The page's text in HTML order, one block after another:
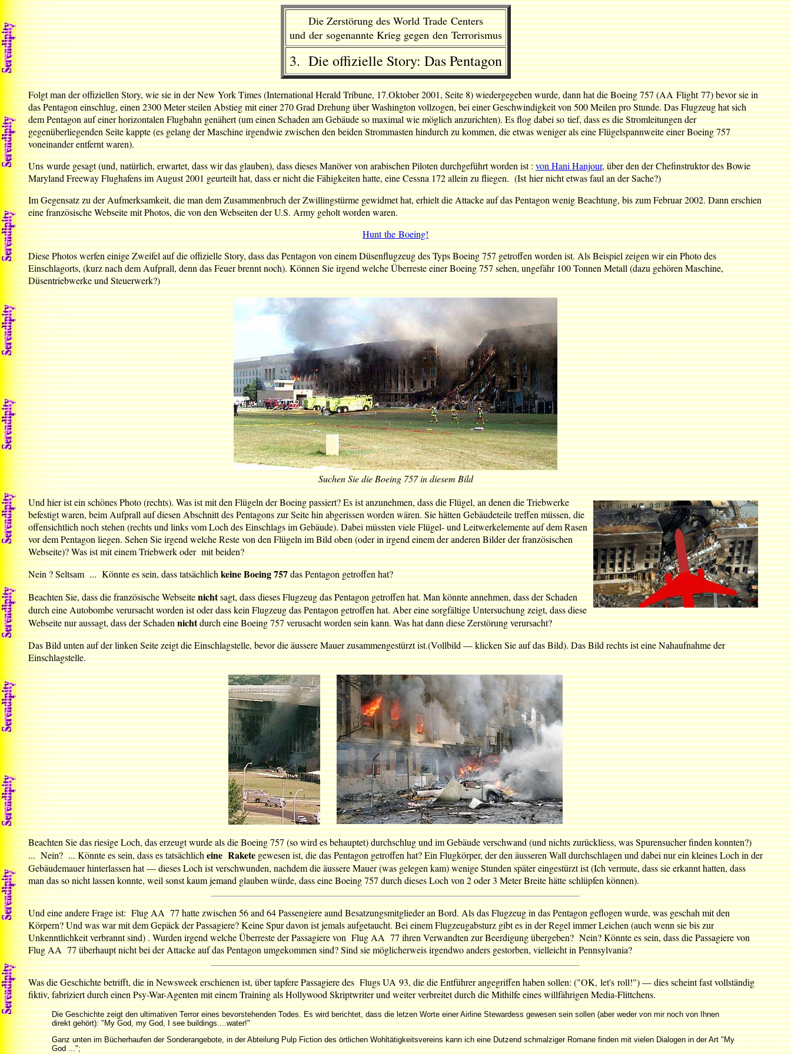
Die Zerstörung des World Trade Centers
und der sogenannte Krieg gegen den Terrorismus
3. Die offizielle Story: Das Pentagon
Folgt man der offiziellen Story, wie sie in der New York Times (International Herald Tribune, 17.Oktober 2001, Seite 8) wiedergegeben wurde, dann hat die Boeing 757 (AA Flight 77) bevor sie in
das Pentagon einschlug, einen 2300 Meter steilen Abstieg mit einer 270 Grad Drehung über Washington vollzogen, bei einer Geschwindigkeit von 500 Meilen pro Stunde. Das Flugzeug hat sich
dem Pentagon auf einer horizontalen Flugbahn genähert (um einen Schaden am Gebäude so maximal wie möglich anzurichten). Es flog dabei so tief, dass es die Stromleitungen der
gegenüberliegenden Seite kappte (es gelang der Maschine irgendwie zwischen den beiden Strommasten hindurch zu kommen, die etwas weniger als eine Flügelspannweite einer Boeing 757
voneinander entfernt waren).
Uns wurde gesagt (und, natürlich, erwartet, dass wir das glauben), dass dieses Manöver von arabischen Piloten durchgeführt worden ist :von Hani Hanjour, über den der Chefinstruktor des Bowie
Maryland Freeway Flughafens im August 2001 geurteilt hat, dass er nicht die Fähigkeiten hatte, eine Cessna 172 allein zu fliegen. (Ist hier nicht etwas faul an der Sache?)
Im Gegensatz zu der Aufmerksamkeit, die man dem Zusammenbruch der Zwillingstürme gewidmet hat, erhielt die Attacke auf das Pentagon wenig Beachtung, bis zum Februar 2002. Dann erschien
eine französische Webseite mit Photos, die von den Webseiten der U.S. Army geholt worden waren.
Hunt the Boeing!
Diese Photos werfen einige Zweifel auf die offizielle Story, dass das Pentagon von einem Düsenflugzeug des Typs Boeing 757 getroffen worden ist. Als Beispiel zeigen wir ein Photo des
Einschlagorts, (kurz nach dem Aufprall, denn das Feuer brennt noch). Können Sie irgend welche Überreste einer Boeing 757 sehen, ungefähr 100 Tonnen Metall (dazu gehören Maschine,
Düsentriebwerke und Steuerwerk?)
Suchen Sie die Boeing 757 in diesem Bild
Und hier ist ein schönes Photo (rechts). Was ist mit den Flügeln der Boeing passiert? Es ist anzunehmen, dass die Flügel, an denen die Triebwerke
befestigt waren, beim Aufprall auf diesen Abschnitt des Pentagons zur Seite hin abgerissen worden wären. Sie hätten Gebäudeteile treffen müssen, die
offensichtlich noch stehen (rechts und links vom Loch des Einschlags im Gebäude). Dabei müssten viele Flügel- und Leitwerkelemente auf dem Rasen
vor dem Pentagon liegen. Sehen Sie irgend welche Reste von den Flügeln im Bild oben (oder in irgend einem der anderen Bilder der französischen
Webseite)? Was ist mit einem Triebwerk oder mit beiden?
Nein ? Seltsam ... Könnte es sein, dass tatsächlichkeine Boeing 757das Pentagon getroffen hat?
Beachten Sie, dass die französische Webseitenichtsagt, dass dieses Flugzeug das Pentagon getroffen hat. Man könnte annehmen, dass der Schaden
durch eine Autobombe verursacht worden ist oder dass kein Flugzeug das Pentagon getroffen hat. Aber eine sorgfältige Untersuchung zeigt, dass diese
Webseite nur aussagt, dass der Schadennichtdurch eine Boeing 757 verusacht worden sein kann. Was hat dann diese Zerstörung verursacht?
Das Bild unten auf der linken Seite zeigt die Einschlagstelle, bevor die äussere Mauer zusammengestürzt ist.(Vollbild — klicken Sie auf das Bild). Das Bild rechts ist eine Nahaufnahme der
Einschlagstelle.
Beachten Sie das riesige Loch, das erzeugt wurde als die Boeing 757 (so wird es behauptet) durchschlug und im Gebäude verschwand (und nichts zurückliess, was Spurensucher finden konnten?)
... Nein? ... Könnte es sein, dass es tatsächlicheine Raketegewesen ist, die das Pentagon getroffen hat? Ein Flugkörper, der den äusseren Wall durchschlagen und dabei nur ein kleines Loch in der
Gebäudemauer hinterlassen hat — dieses Loch ist verschwunden, nachdem die äussere Mauer (was gelegen kam) wenige Stunden später eingestürzt ist (Ich vermute, dass sie erkannt hatten, dass
man das so nicht lassen konnte, weil sonst kaum jemand glauben würde, dass eine Boeing 757 durch dieses Loch von 2 oder 3 Meter Breite hätte schlüpfen können).
Und eine andere Frage ist: Flug AA 77 hatte zwischen 56 and 64 Passengiere aund Besatzungsmitglieder an Bord. Als das Flugzeug in das Pentagon geflogen wurde, was geschah mit den
Körpern? Und was war mit dem Gepäck der Passagiere? Keine Spur davon ist jemals aufgetaucht. Bei einem Flugzeugabsturz gibt es in der Regel immer Leichen (auch wenn sie bis zur
Unkenntlichkeit verbrannt sind) . Wurden irgend welche Überreste der Passagiere von Flug AA 77 ihren Verwandten zur Beerdigung übergeben? Nein? Könnte es sein, dass die Passagiere von
Flug AA 77 überhaupt nicht bei der Attacke auf das Pentagon umgekommen sind? Sind sie möglicherweis irgendwo anders gestorben, vielleicht in Pennsylvania?
Was die Geschichte betrifft, die in Newsweek erschienen ist, über tapfere Passagiere des Flugs UA 93, die die Entführer angegriffen haben sollen: ("OK, let's roll!") — dies scheint fast vollständig
fiktiv, fabriziert durch einen Psy-War-Agenten mit einem Training als Hollywood Skriptwriter und weiter verbreitet durch die Mithilfe eines willfährigen Media-Flittchens.
Die Geschichte zeigt den ultimativen Terror eines bevorstehenden Todes. Es wird berichtet, dass die letzen Worte einer Airline Stewardess gewesen sein sollen (aber weder von mir noch von Ihnen
direkt gehört): "My God, my God, I see buildings....water!"
Ganz unten im Bücherhaufen der Sonderangebote, in der Abteilung Pulp Fiction des örtlichen Wohltätigkeitsvereins kann ich eine Dutzend schmalziger Romane finden mit vielen Dialogen in der Art "My
God ...";